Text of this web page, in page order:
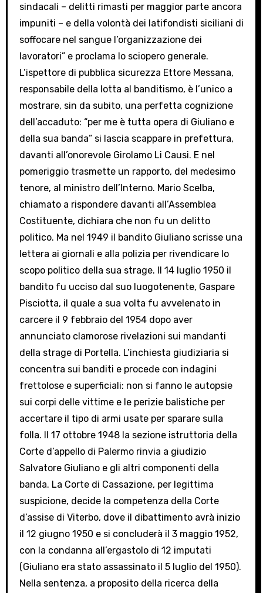
sindacali – delitti rimasti per maggior parte ancora
impuniti – e della volontà dei latifondisti siciliani di
soffocare nel sangue l’organizzazione dei
lavoratori” e proclama lo sciopero generale.
L’ispettore di pubblica sicurezza Ettore Messana,
responsabile della lotta al banditismo, è l’unico a
mostrare, sin da subito, una perfetta cognizione
dell’accaduto: “per me è tutta opera di Giuliano e
della sua banda” si lascia scappare in prefettura,
davanti all’onorevole Girolamo Li Causi. E nel
pomeriggio trasmette un rapporto, del medesimo
tenore, al ministro dell’Interno. Mario Scelba,
chiamato a rispondere davanti all’Assemblea
Costituente, dichiara che non fu un delitto
politico. Ma nel 1949 il bandito Giuliano scrisse una
lettera ai giornali e alla polizia per rivendicare lo
scopo politico della sua strage. Il 14 luglio 1950 il
bandito fu ucciso dal suo luogotenente, Gaspare
Pisciotta, il quale a sua volta fu avvelenato in
carcere il 9 febbraio del 1954 dopo aver
annunciato clamorose rivelazioni sui mandanti
della strage di Portella. L’inchiesta giudiziaria si
concentra sui banditi e procede con indagini
frettolose e superficiali: non si fanno le autopsie
sui corpi delle vittime e le perizie balistiche per
accertare il tipo di armi usate per sparare sulla
folla. Il 17 ottobre 1948 la sezione istruttoria della
Corte d’appello di Palermo rinvia a giudizio
Salvatore Giuliano e gli altri componenti della
banda. La Corte di Cassazione, per legittima
suspicione, decide la competenza della Corte
d’assise di Viterbo, dove il dibattimento avrà inizio
il 12 giugno 1950 e si concluderà il 3 maggio 1952,
con la condanna all’ergastolo di 12 imputati
(Giuliano era stato assassinato il 5 luglio del 1950).
Nella sentenza, a proposito della ricerca della